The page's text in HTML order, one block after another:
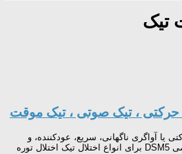
تیک
حرکتی ، تیک صوتی ، تیک موقت
یا آواگری ناگهانی، سریع، عودکننده، و
ناموزون است. ملاک های تشخیصی DSM5 برای انواع اختلال تیک اختلال توره